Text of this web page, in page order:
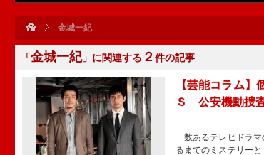
金城一紀
「金城一紀」に関連する ２件の記事
【芸能コラム】
Ｓ 公安機動捜
数あるテレビドラマ
るまでのミステリー